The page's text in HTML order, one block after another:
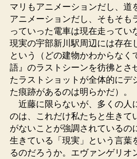
マリもアニメーションだし、道
アニメーションだし、そもそも
っていった電車は現在走ってい
現実の宇部新川駅周辺には存在
という（どの建物かわからなく
語』のラストシーンを彷彿とさ
たラストショットが全体的にデ
た痕跡があるのは明らかだ）。
近藤に限らないが、多くの人
のは、これだけ私たちと生きて
がないことが強調されているの
生きている「現実」という言葉
るのだろうか。エヴァンゲリオ